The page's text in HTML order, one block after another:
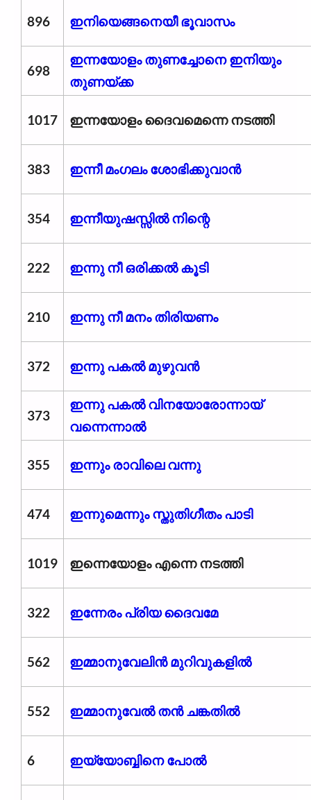
896 ഇനിയെങ്ങനെയീ ഭൂവാസം
698
ഇന്നയോളം തുണച്ചോനെ ഇനിയും
തുണയ്ക്ക
1017 ഇന്നയോളം ദൈവമെന്നെ നടത്തി
383 ഇന്നീ മംഗലം ശോഭിക്കുവാൻ
354 ഇന്നീയുഷസ്സിൽ നിന്റെ
222 ഇന്നു നീ ഒരിക്കൽ കൂടി
210 ഇന്നു നീ മനം തിരിയണം
372 ഇന്നു പകൽ മുഴുവൻ
373
ഇന്നു പകൽ വിനയോരോന്നായ്
വന്നെന്നാൽ
355 ഇന്നും രാവിലെ വന്നു
474 ഇന്നുമെന്നും സ്തുതിഗീതം പാടി
1019 ഇന്നെയോളം എന്നെ നടത്തി
322 ഇന്നേരം പ്രിയ ദൈവമേ
562 ഇമ്മാനുവേലിൻ മുറിവുകളിൽ
552 ഇമ്മാനുവേൽ തൻ ചങ്കതിൽ
6 ഇയ്യോബ്ബിനെ പോൽ